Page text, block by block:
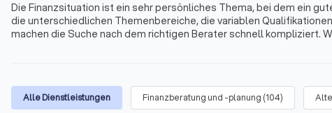
Die Finanzsituation ist ein sehr persönliches Thema, bei dem ein
die unterschiedlichen Themenbereiche, die variablen
machen die Suche nach dem richtigen Berater schnell kompliziert.
Alle Dienstleistungen Finanzberatung und -planung (104)